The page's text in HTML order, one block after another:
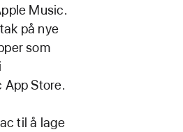
Music.
på nye
som
App Store.
til å lage